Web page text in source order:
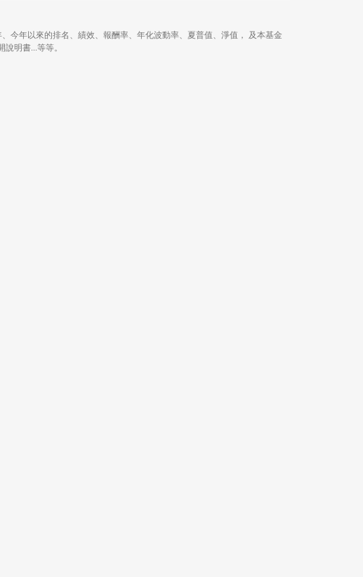
、今年以來的排名、績效、報酬率、年化波動率、夏普值、淨值， 及本基金
明書...等等。